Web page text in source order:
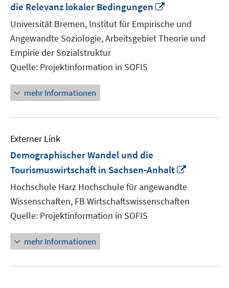
die Relevanz lokaler Bedingungen
neuem
Fenster
öffnen
Universität Bremen, Institut für Empirische und
Angewandte Soziologie, Arbeitsgebiet Theorie und
Empirie der Sozialstruktur
Quelle: Projektinformation in SOFIS
mehr Informationen
Externer Link
Demographischer Wandel und die
Tourismuswirtschaft in Sachsen-Anhalt
öffnen
Hochschule Harz Hochschule für angewandte
Wissenschaften, FB Wirtschaftswissenschaften
Quelle: Projektinformation in SOFIS
mehr Informationen